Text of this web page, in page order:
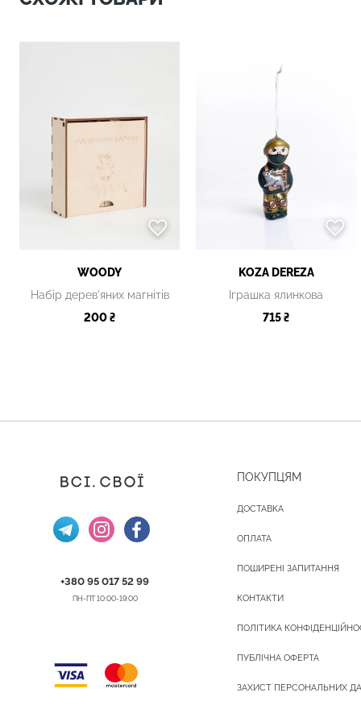
WOODY
Набір дерев'яних магнітів
200 ₴
KOZA DEREZA
Іграшка ялинкова
715 ₴
+380 95 017 52 99
ПН-ПТ 10:00-19:00
ПОКУПЦЯМ
ДОСТАВКА
ОПЛАТА
ПОШИРЕНІ ЗАПИТАННЯ
КОНТАКТИ
ПОЛІТИКА
ПУБЛІЧНА ОФЕРТА
ЗАХИСТ ПЕРСОНАЛЬНИХ